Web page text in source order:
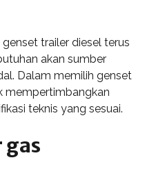
trailer diesel terus
akan sumber
Dalam memilih genset
mempertimbangkan
teknis yang sesuai.